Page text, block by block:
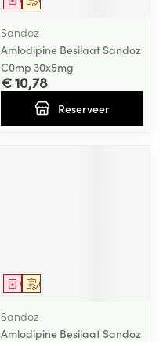
Sandoz
Amlodipine Besilaat Sandoz
C0mp 30x5mg
€ 10,78
Reserveer
Op voorschrift
Geneesmiddel
Sandoz
Amlodipine Besilaat Sandoz